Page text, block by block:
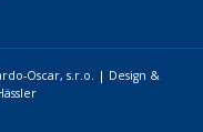
Oscar, s.r.o. | Design &